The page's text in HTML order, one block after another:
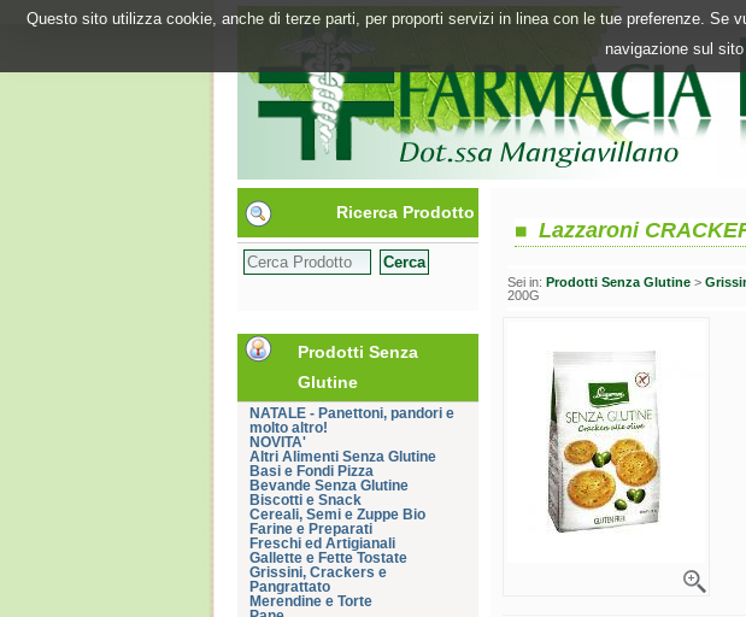
Questo sito utilizza cookie, anche di terze parti, per proporti servizi in linea con le tue preferenze. Se
navigazione sul
Ricerca Prodotto
Prodotti Senza
Glutine
NATALE - Panettoni, pandori e
molto altro!
NOVITA'
Altri Alimenti Senza Glutine
Basi e Fondi Pizza
Bevande Senza Glutine
Biscotti e Snack
Cereali, Semi e Zuppe Bio
Farine e Preparati
Freschi ed Artigianali
Gallette e Fette Tostate
Grissini, Crackers e
Pangrattato
Merendine e Torte
Lazzaroni
Sei in: Prodotti Senza Glutine >
200G